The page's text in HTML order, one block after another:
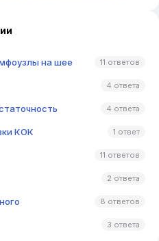
на шее 11 ответов
4 ответа
4 ответа
КОК 1 ответ
11 ответов
2 ответа
8 ответов
3 ответа